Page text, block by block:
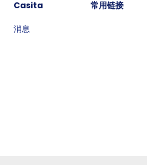
Casita
消息
常用链接